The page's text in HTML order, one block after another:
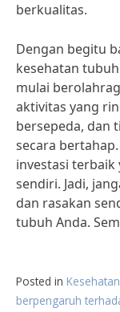
berkualitas.
Dengan begitu
kesehatan
mulai
aktivitas yang
bersepeda, dan
secara
investasi
sendiri. Jadi,
dan rasakan
tubuh Anda.
Posted in
berpengaruh